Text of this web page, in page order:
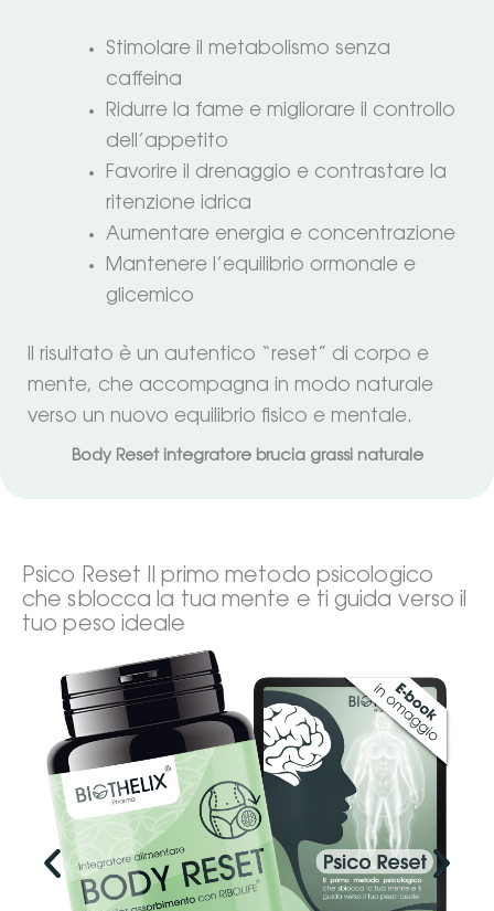
Stimolare il metabolismo senza
caffeina
Ridurre la fame e migliorare il controllo
dell’appetito
Favorire il drenaggio e contrastare la
ritenzione idrica
Aumentare energia e concentrazione
Mantenere l’equilibrio ormonale e
glicemico
Il risultato è un autentico “reset” di corpo e
mente, che accompagna in modo naturale
verso un nuovo equilibrio fisico e mentale.
Body Reset integratore brucia grassi naturale
Psico Reset Il primo metodo psicologico
che sblocca la tua mente e ti guida verso il
tuo peso ideale